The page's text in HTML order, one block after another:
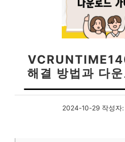
해결 방법과 다
2024-10-29 작성자: